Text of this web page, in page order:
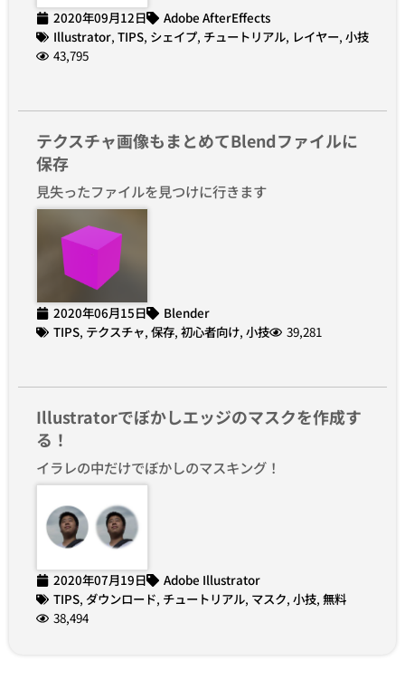
2020年09月12日
Adobe AfterEffects
Illustrator, TIPS, シェイプ, チュートリアル, レイヤー, 小技
43,795
テクスチャ画像もまとめてBlendファイルに
保存
見失ったファイルを見つけに行きます
2020年06月15日
Blender
TIPS, テクスチャ, 保存, 初心者向け, 小技 39,281
Illustratorでぼかしエッジのマスクを作成す
る！
イラレの中だけでぼかしのマスキング！
2020年07月19日
Adobe Illustrator
TIPS, ダウンロード, チュートリアル, マスク, 小技, 無料
38,494